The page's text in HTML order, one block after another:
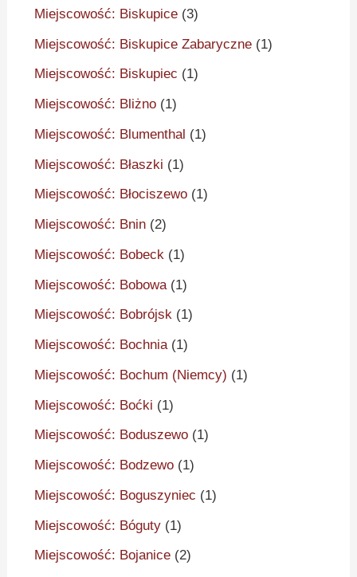
Miejscowość: Biskupice (3)
Miejscowość: Biskupice Zabaryczne (1)
Miejscowość: Biskupiec (1)
Miejscowość: Bliżno (1)
Miejscowość: Blumenthal (1)
Miejscowość: Błaszki (1)
Miejscowość: Błociszewo (1)
Miejscowość: Bnin (2)
Miejscowość: Bobeck (1)
Miejscowość: Bobowa (1)
Miejscowość: Bobrójsk (1)
Miejscowość: Bochnia(1)
Miejscowość: Bochum (Niemcy) (1)
Miejscowość: Boćki (1)
Miejscowość: Boduszewo (1)
Miejscowość: Bodzewo (1)
Miejscowość: Boguszyniec (1)
Miejscowość: Bóguty (1)
Miejscowość: Bojanice (2)